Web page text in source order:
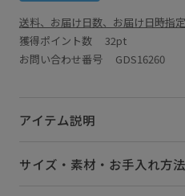
送料、お届け日数、お届け日時指
獲得ポイント数 32pt
お問い合わせ番号 GDS16260
アイテム説明
サイズ・素材・お手入れ方法